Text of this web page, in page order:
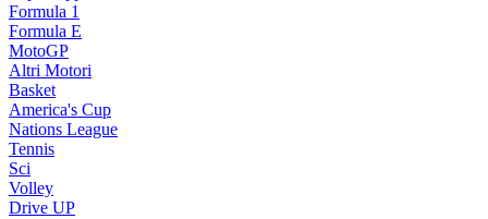
Formula 1
Formula E
MotoGP
Altri Motori
Basket
America's Cup
Nations League
Tennis
Sci
Volley
Drive UP